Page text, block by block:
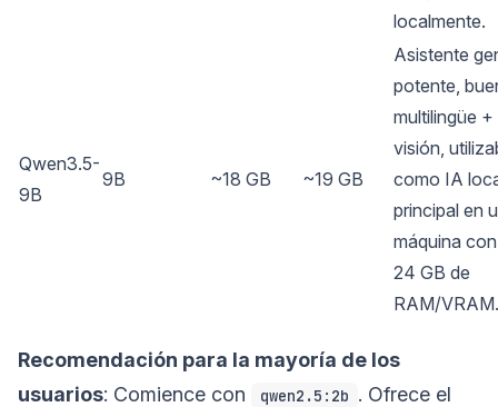
localmente.
Qwen3.5-
9B
9B ~18 GB ~19 GB
Asistente
potente,
multilingüe +
visión,
como IA
principal en
máquina
24 GB de
RAM/VRAM.
Recomendación para la mayoría de los
usuarios: Comience con qwen2.5:2b . Ofrece el